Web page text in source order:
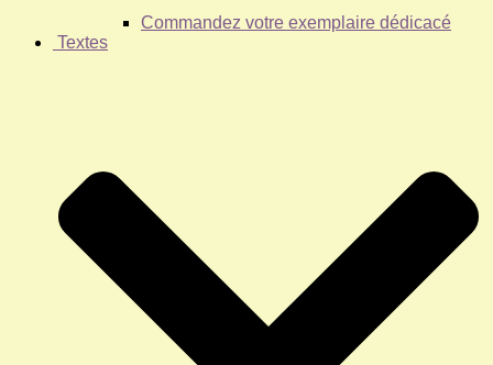
Commandez votre exemplaire dédicacé
Textes